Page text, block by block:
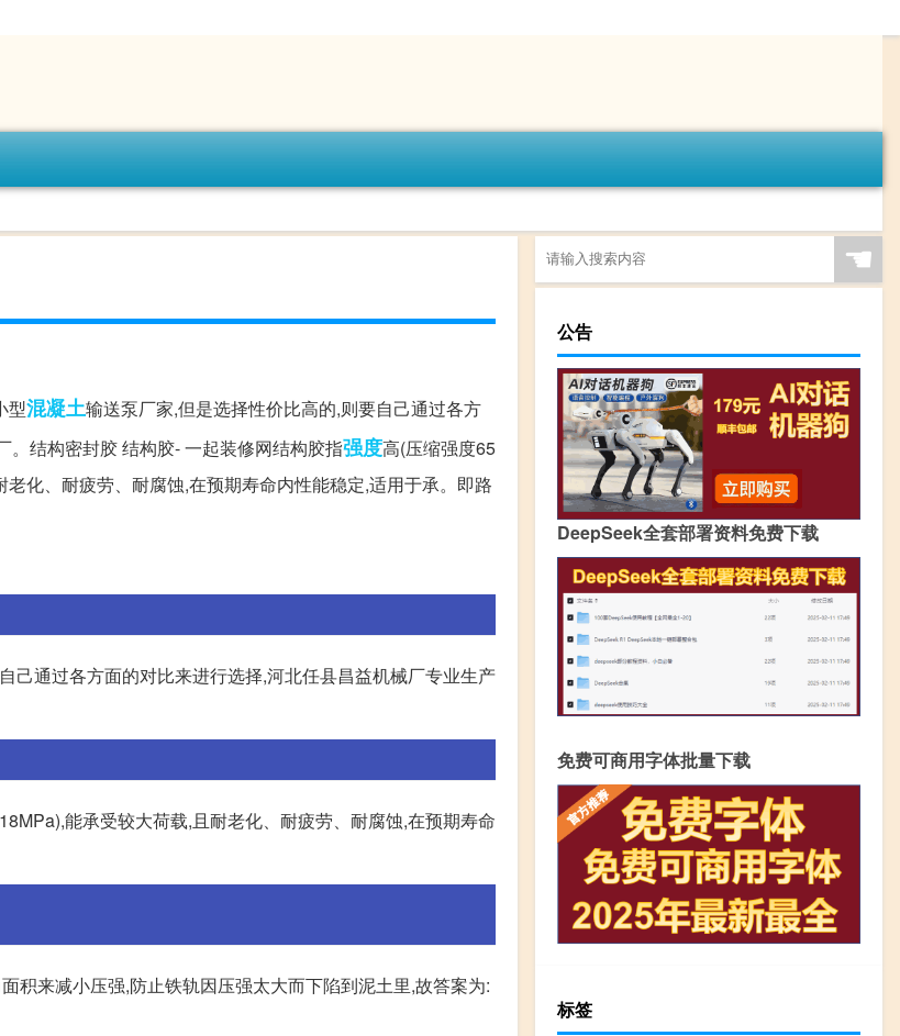
型混凝土输送泵厂家,但是选择性价比高的,则要自己通过各方
结构密封胶 结构胶- 一起装修网结构胶指强度高(压缩强度65
化、耐疲劳、耐腐蚀,在预期寿命内性能稳定,适用于承。即路
己通过各方面的对比来进行选择,河北任县昌益机械厂专业生产
能承受较大荷载,且耐老化、耐疲劳、耐腐蚀,在预期寿命
积来减小压强,防止铁轨因压强太大而下陷到泥土里,故答案为:
☚
公告
DeepSeek全套部署资料免费下载
免费可商用字体批量下载
标签